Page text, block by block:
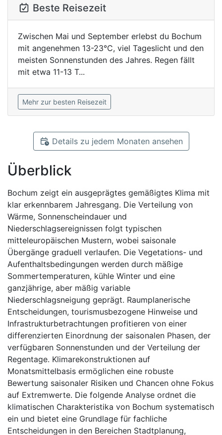
Beste Reisezeit
Zwischen Mai und September erlebst du Bochum
mit angenehmen 13-23°C, viel Tageslicht und den
meisten Sonnenstunden des Jahres. Regen fällt
mit etwa 11-13 T...
Mehr zur besten Reisezeit
Details zu jedem Monaten ansehen
Überblick
Bochum zeigt ein ausgeprägtes gemäßigtes Klima mit
klar erkennbarem Jahresgang. Die Verteilung von
Wärme, Sonnenscheindauer und
Niederschlagsereignissen folgt typischen
mitteleuropäischen Mustern, wobei saisonale
Übergänge graduell verlaufen. Die Vegetations- und
Aufenthaltsbedingungen werden durch mäßige
Sommertemperaturen, kühle Winter und eine
ganzjährige, aber mäßig variable
Niederschlagsneigung geprägt. Raumplanerische
Entscheidungen, tourismusbezogene Hinweise und
Infrastrukturbetrachtungen profitieren von einer
differenzierten Einordnung der saisonalen Phasen, der
verfügbaren Sonnenstunden und der Verteilung der
Regentage. Klimarekonstruktionen auf
Monatsmittelbasis ermöglichen eine robuste
Bewertung saisonaler Risiken und Chancen ohne Fokus
auf Extremwerte. Die folgende Analyse ordnet die
klimatischen Charakteristika von Bochum systematisch
ein und bietet eine Grundlage für fachliche
Entscheidungen in den Bereichen Stadtplanung,